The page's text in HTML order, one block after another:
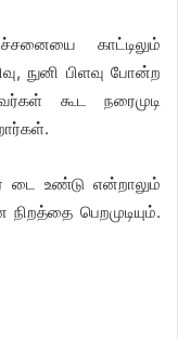
காட்டிலும்
நுனி பிளவு போன்ற
கூட நரைமுடி
உண்டு என்றாலும்
பெறமுடியும்.